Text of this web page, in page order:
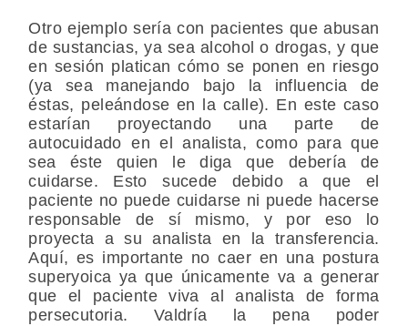
Otro ejemplo sería con pacientes que abusan
de sustancias, ya sea alcohol o drogas, y que
en sesión platican cómo se ponen en riesgo
(ya sea manejando bajo la influencia de
éstas, peleándose en la calle). En este caso
estarían proyectando una parte de
autocuidado en el analista, como para que
sea éste quien le diga que debería de
cuidarse. Esto sucede debido a que el
paciente no puede cuidarse ni puede hacerse
responsable de sí mismo, y por eso lo
proyecta a su analista en la transferencia.
Aquí, es importante no caer en una postura
superyoica ya que únicamente va a generar
que el paciente viva al analista de forma
persecutoria. Valdría la pena poder